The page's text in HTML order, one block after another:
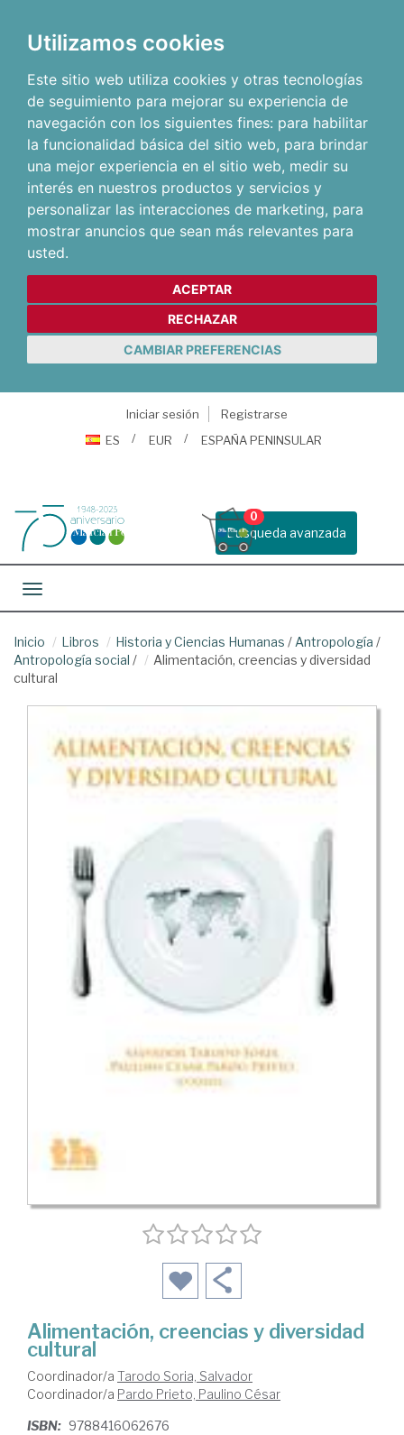
Utilizamos cookies
Este sitio web utiliza cookies y otras tecnologías
de seguimiento para mejorar su experiencia de
navegación con los siguientes fines: para habilitar
la funcionalidad básica del sitio web, para brindar
una mejor experiencia en el sitio web, medir su
interés en nuestros productos y servicios y
personalizar las interacciones de marketing, para
mostrar anuncios que sean más relevantes para
usted.
ACEPTAR
RECHAZAR
CAMBIAR PREFERENCIAS
Iniciar sesión
Registrarse
ES
EUR ESPAÑA PENINSULAR
Busqueda avanzada
0
Toggle navigation
Inicio Libros Historia y Ciencias Humanas / Antropología /
Antropología social /
Alimentación, creencias y diversidad
cultural
Alimentación, creencias y diversidad
cultural
Coordinador/a Tarodo Soria, Salvador
Coordinador/a Pardo Prieto, Paulino César
ISBN: 9788416062676